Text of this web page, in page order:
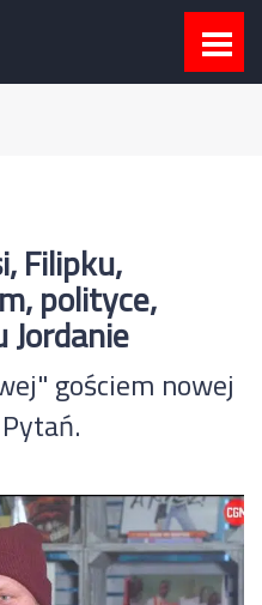
Filipku,
polityce,
gościem nowej